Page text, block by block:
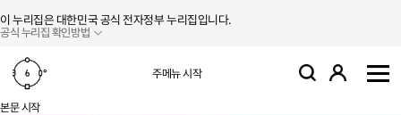
이 누리집은 대한민국 공식 전자정부 누리집입니다.
공식 누리집 확인방법
주메뉴 시작 검색 로그인
본문 시작